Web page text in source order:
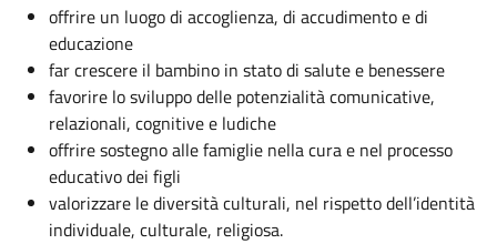
offrire un luogo di accoglienza, di accudimento e di
educazione
far crescere il bambino in stato di salute e benessere
favorire lo sviluppo delle potenzialità comunicative,
relazionali, cognitive e ludiche
offrire sostegno alle famiglie nella cura e nel processo
educativo dei figli
valorizzare le diversità culturali, nel rispetto dell’identità
individuale, culturale, religiosa.